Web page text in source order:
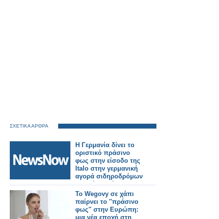
ΣΧΕΤΙΚΑ ΑΡΘΡΑ
Η Γερμανία δίνει το
οριστικό πράσινο
φως στην είσοδο της
Italo στην γερμανική
αγορά σιδηροδρόμων
υψηλής ταχύτητας.
Το Wegovy σε χάπι
παίρνει το ''πράσινο
φως'' στην Ευρώπη:
μια νέα εποχή στη